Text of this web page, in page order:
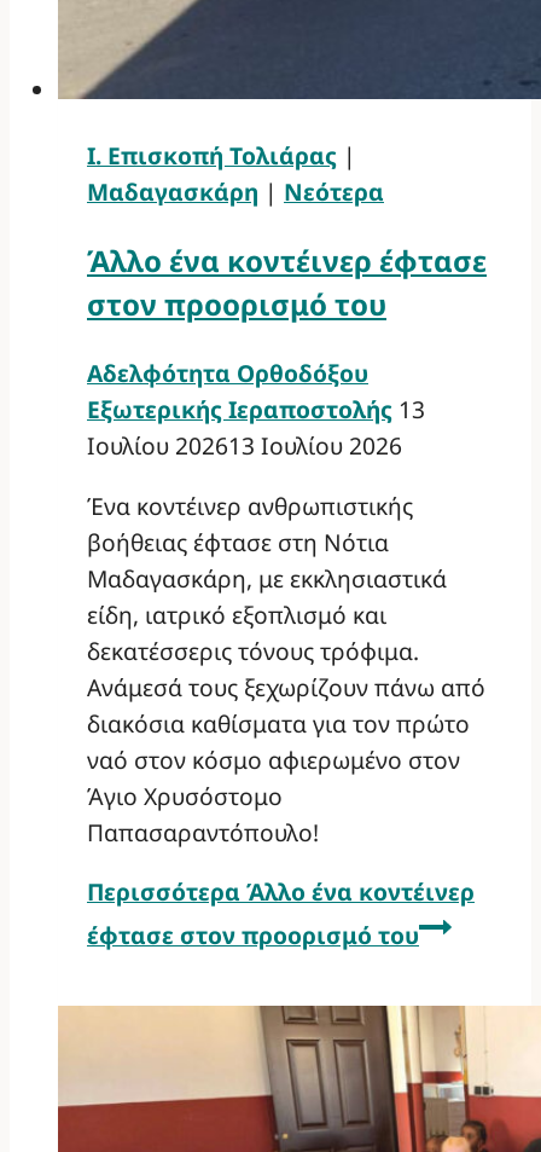
Ι. Επισκοπή Τολιάρας |
Μαδαγασκάρη | Νεότερα
Άλλο ένα κοντέινερ έφτασε
στον προορισμό του
Αδελφότητα Ορθοδόξου
Εξωτερικής Ιεραποστολής 13
Ιουλίου 202613 Ιουλίου 2026
Ένα κοντέινερ ανθρωπιστικής
βοήθειας έφτασε στη Νότια
Μαδαγασκάρη, με εκκλησιαστικά
είδη, ιατρικό εξοπλισμό και
δεκατέσσερις τόνους τρόφιμα.
Ανάμεσά τους ξεχωρίζουν πάνω από
διακόσια καθίσματα για τον πρώτο
ναό στον κόσμο αφιερωμένο στον
Άγιο Χρυσόστομο
Παπασαραντόπουλο!
Περισσότερα Άλλο ένα κοντέινερ
έφτασε στον προορισμό του